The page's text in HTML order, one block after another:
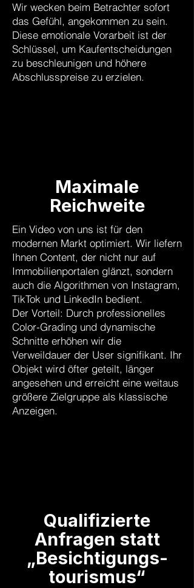
Wir wecken beim Betrachter sofort
das Gefühl, angekommen zu sein.
Diese emotionale Vorarbeit ist der
Schlüssel, um Kaufentscheidungen
zu beschleunigen und höhere
Abschlusspreise zu erzielen.
Maximale
Reichweite
Ein Video von uns ist für den
modernen Markt optimiert. Wir liefern
Ihnen Content, der nicht nur auf
Immobilienportalen glänzt, sondern
auch die Algorithmen von Instagram,
TikTok und LinkedIn bedient.
Der Vorteil: Durch professionelles
Color-Grading und dynamische
Schnitte erhöhen wir die
Verweildauer der User signifikant. Ihr
Objekt wird öfter geteilt, länger
angesehen und erreicht eine weitaus
größere Zielgruppe als klassische
Anzeigen.
Qualifizierte
Anfragen statt
„Besichtigungs-
tourismus“